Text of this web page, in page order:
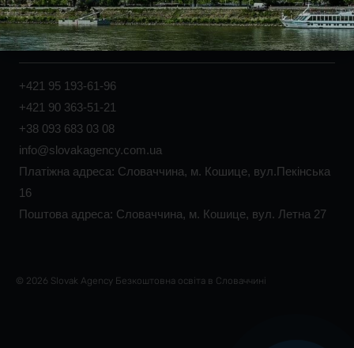
Працевлаштування лікарів
Профорієнтація студентів
+421 95 193-61-96
+421 90 363-51-21
+38 093 683 03 08
info@slovakagency.com.ua
Платіжна адреса: Словаччина, м. Кошице, вул.Пекінська
16
Поштова адреса: Словаччина, м. Кошице, вул. Летна 27
© 2026 Slovak Agency Безкоштовна освіта в Словаччині